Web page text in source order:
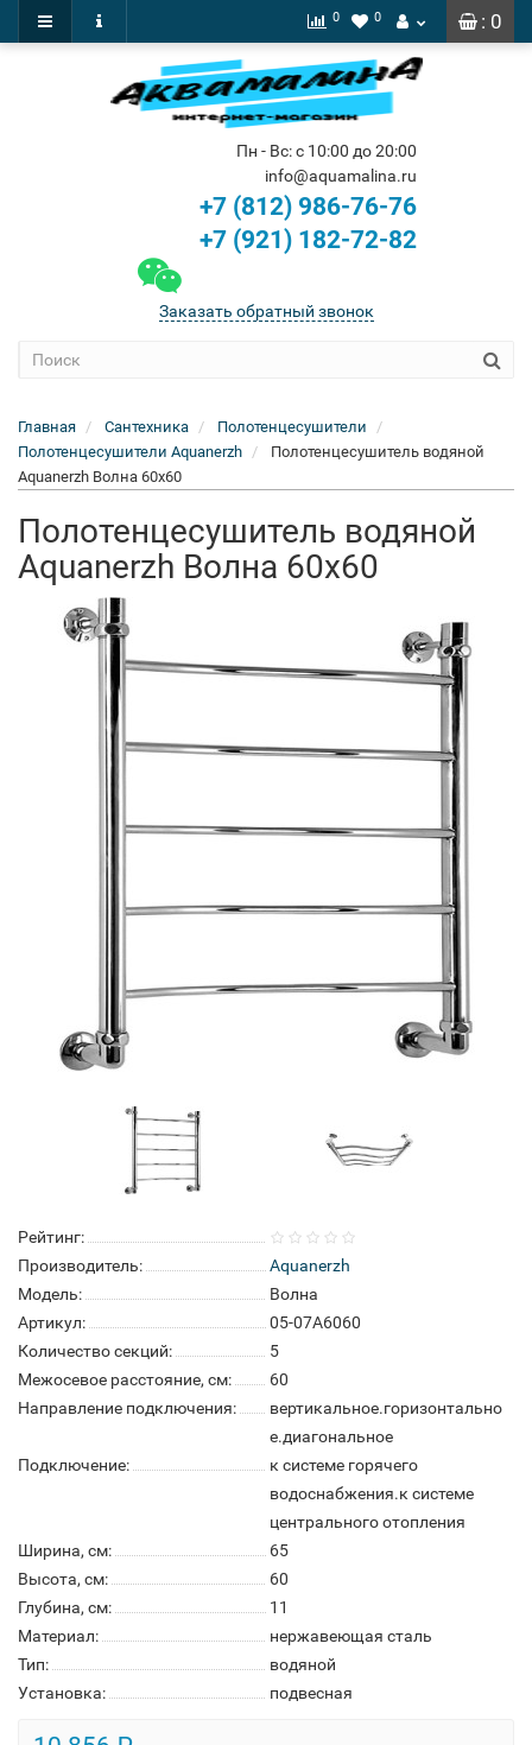
: 0
0 0
Пн - Вс: с 10:00 до 20:00
info@aquamalina.ru
+7 (812) 986-76-76
+7 (921) 182-72-82
Заказать обратный звонок
Главная Сантехника
Полотенцесушители
Полотенцесушители Aquanerzh
Полотенцесушитель водяной
Aquanerzh Волна 60х60
Полотенцесушитель водяной
Aquanerzh Волна 60х60
Рейтинг:
Производитель:
Aquanerzh
Модель:
Волна
Артикул:
05-07A6060
Количество секций:
5
Межосевое расстояние, см:
60
Направление подключения:
вертикальное.горизонтально
е.диагональное
Подключение:
к системе горячего
водоснабжения.к системе
центрального отопления
Ширина, см:
65
Высота, см:
60
Глубина, см:
11
Материал:
нержавеющая сталь
Тип:
водяной
Установка:
подвесная